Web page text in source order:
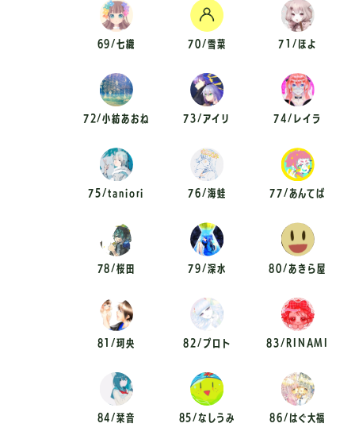
69/七織 70/雪菜 71/ほよ
72/小紡あおね 73/アイリ 74/レイラ
75/taniori 76/海蛙 77/あんてば
78/桜田 79/深水 80/あきら屋
81/珂央 82/プロト 83/RINAMI
84/栞音 85/なしうみ 86/はぐ大福